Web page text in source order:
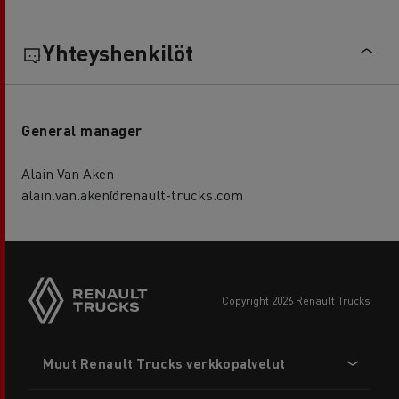
Yhteyshenkilöt
General manager
Alain Van Aken
alain.van.aken@renault-trucks.com
copyright 2026 Renault Trucks
menu
Muut Renault Trucks verkkopalvelut